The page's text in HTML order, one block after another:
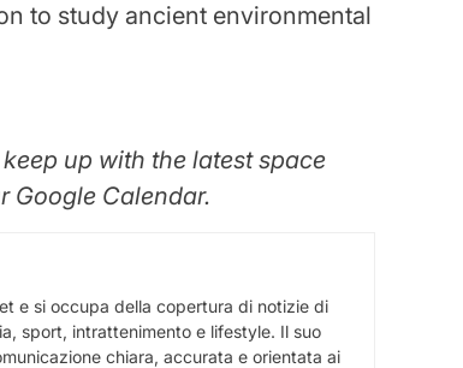
to study ancient environmental
up with the latest space
Google Calendar.
e si occupa della copertura di notizie di
sport, intrattenimento e lifestyle. Il suo
chiara, accurata e orientata ai